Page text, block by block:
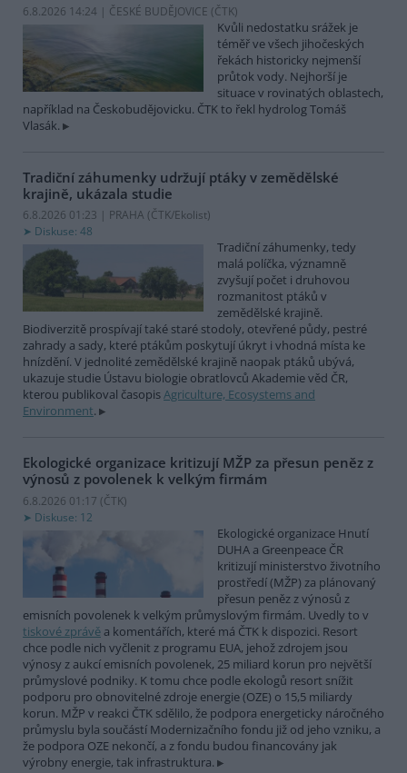
6.8.2026 14:24 | ČESKÉ BUDĚJOVICE (ČTK)
Kvůli nedostatku srážek je
téměř ve všech jihočeských
řekách historicky nejmenší
průtok vody. Nejhorší je
situace v rovinatých oblastech,
například na Českobudějovicku. ČTK to řekl hydrolog Tomáš
Vlasák.
Tradiční záhumenky udržují ptáky v zemědělské
krajině, ukázala studie
6.8.2026 01:23 | PRAHA (ČTK/Ekolist)
Diskuse: 48
Tradiční záhumenky, tedy
malá políčka, významně
zvyšují počet i druhovou
rozmanitost ptáků v
zemědělské krajině.
Biodiverzitě prospívají také staré stodoly, otevřené půdy, pestré
zahrady a sady, které ptákům poskytují úkryt i vhodná místa ke
hnízdění. V jednolité zemědělské krajině naopak ptáků ubývá,
ukazuje studie Ústavu biologie obratlovců Akademie věd ČR,
kterou publikoval časopisAgriculture, Ecosystems and
Environment.
Ekologické organizace kritizují MŽP za přesun peněz z
výnosů z povolenek k velkým firmám
6.8.2026 01:17 (ČTK)
Diskuse: 12
Ekologické organizace Hnutí
DUHA a Greenpeace ČR
kritizují ministerstvo životního
prostředí (MŽP) za plánovaný
přesun peněz z výnosů z
emisních povolenek k velkým průmyslovým firmám. Uvedly to v
tiskové zprávě a komentářích, které má ČTK k dispozici. Resort
chce podle nich vyčlenit z programu EUA, jehož zdrojem jsou
výnosy z aukcí emisních povolenek, 25 miliard korun pro největší
průmyslové podniky. K tomu chce podle ekologů resort snížit
podporu pro obnovitelné zdroje energie (OZE) o 15,5 miliardy
korun. MŽP v reakci ČTK sdělilo, že podpora energeticky náročného
průmyslu byla součástí Modernizačního fondu již od jeho vzniku, a
že podpora OZE nekončí, a z fondu budou financovány jak
výrobny energie, tak infrastruktura.